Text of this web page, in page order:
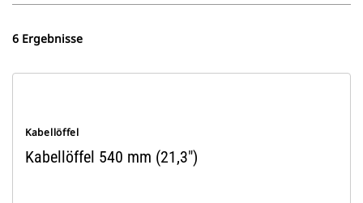
6 Ergebnisse
Kabellöffel
Kabellöffel 540 mm (21,3")